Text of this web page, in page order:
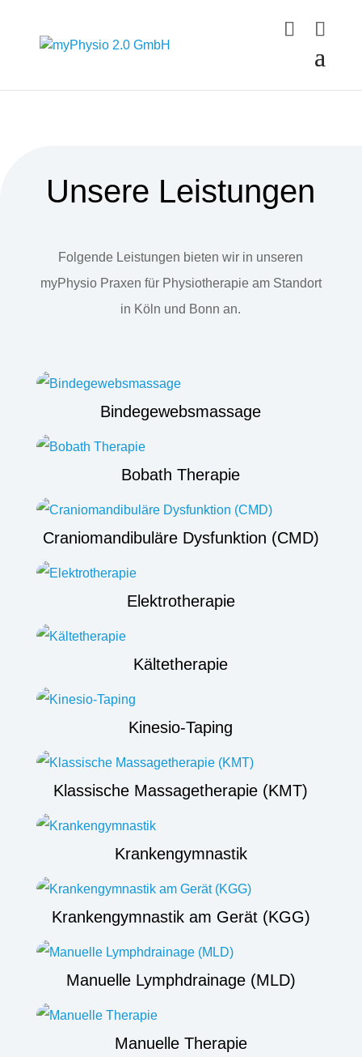
Unsere Leistungen
Folgende Leistungen bieten wir in unseren
myPhysio Praxen für Physiotherapie am Standort
in Köln und Bonn an.
Bindegewebsmassage
Bobath Therapie
Craniomandibuläre Dysfunktion (CMD)
Elektrotherapie
Kältetherapie
Kinesio-Taping
Klassische Massagetherapie (KMT)
Krankengymnastik
Krankengymnastik am Gerät (KGG)
Manuelle Lymphdrainage (MLD)
Manuelle Therapie